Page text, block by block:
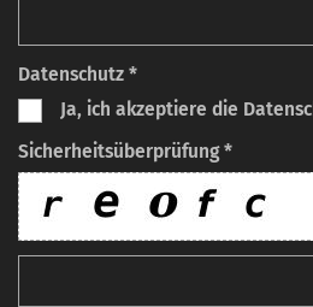
Datenschutz *
Ja, ich akzeptiere die
Sicherheitsüberprüfung *